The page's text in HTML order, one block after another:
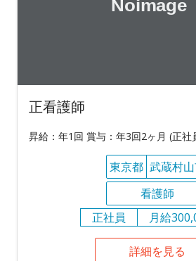
正看護師
昇給：年1回 賞与：年3回2ヶ月 (正社
東京都 武蔵村
看護師
正社員
月給
詳細を見る